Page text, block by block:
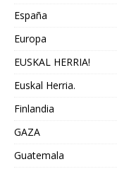
España
Europa
EUSKAL HERRIA!
Euskal Herria.
Finlandia
GAZA
Guatemala